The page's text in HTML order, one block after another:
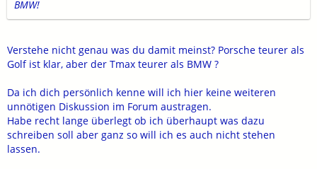
BMW!
Verstehe nicht genau was du damit meinst? Porsche teurer als
Golf ist klar, aber der Tmax teurer als BMW ?
Da ich dich persönlich kenne will ich hier keine weiteren
unnötigen Diskussion im Forum austragen.
Habe recht lange überlegt ob ich überhaupt was dazu
schreiben soll aber ganz so will ich es auch nicht stehen
lassen.